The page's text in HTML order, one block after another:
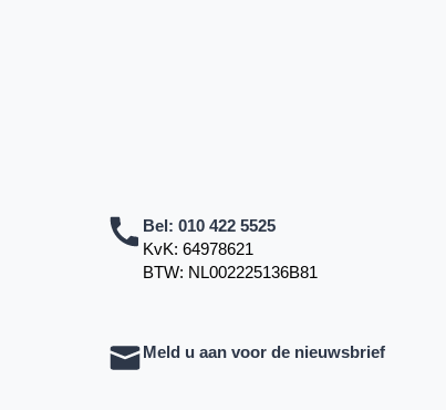
Bel: 010 422 5525
KvK: 64978621
BTW: NL002225136B81
Meld u aan voor de nieuwsbrief